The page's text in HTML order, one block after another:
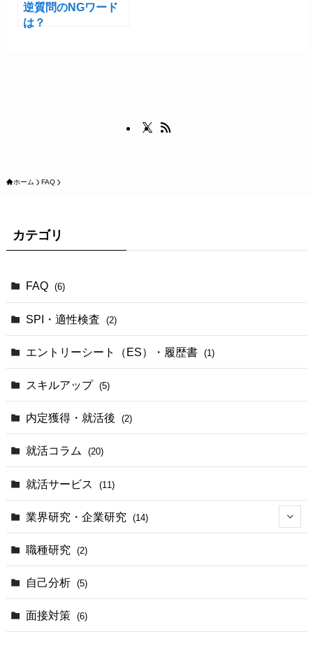
逆質問のNGワード
は？
ホーム FAQ
カテゴリ
FAQ (6)
SPI・適性検査 (2)
エントリーシート（ES）・履歴書 (1)
スキルアップ (5)
内定獲得・就活後 (2)
就活コラム (20)
就活サービス (11)
業界研究・企業研究 (14)
(2)
(3)
(1)
職種研究 (2)
自己分析 (5)
面接対策 (6)